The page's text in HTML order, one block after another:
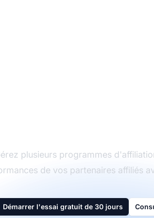
plusieurs programmes
de vos partenaires affiliés
Démarrer l'essai gratuit de 30 jours